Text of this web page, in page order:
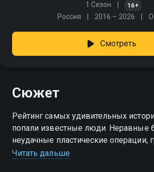
1 Сезон 16+
Россия 2016 – 2026
Смотреть
Сюжет
Рейтинг самых удивительных
попали известные люди. Неравные
неудачные пластические операции,
разводы, служебные романы - поле
Читать дальше